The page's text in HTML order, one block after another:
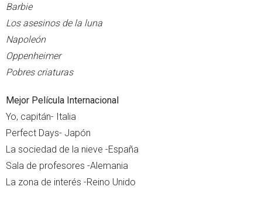
Barbie
Los asesinos de la luna
Napoleón
Oppenheimer
Pobres criaturas
Mejor Película Internacional
Yo, capitán- Italia
Perfect Days- Japón
La sociedad de la nieve -España
Sala de profesores -Alemania
La zona de interés -Reino Unido